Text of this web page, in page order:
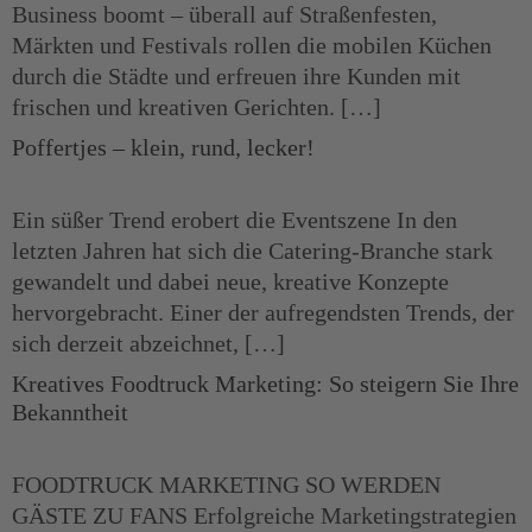
Business boomt – überall auf Straßenfesten,
Märkten und Festivals rollen die mobilen Küchen
durch die Städte und erfreuen ihre Kunden mit
frischen und kreativen Gerichten. […]
Poffertjes – klein, rund, lecker!
Ein süßer Trend erobert die Eventszene In den
letzten Jahren hat sich die Catering-Branche stark
gewandelt und dabei neue, kreative Konzepte
hervorgebracht. Einer der aufregendsten Trends, der
sich derzeit abzeichnet, […]
Kreatives Foodtruck Marketing: So steigern Sie Ihre
Bekanntheit
FOODTRUCK MARKETING SO WERDEN
GÄSTE ZU FANS Erfolgreiche Marketingstrategien